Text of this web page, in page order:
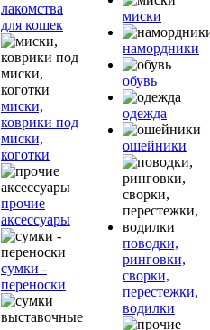
лакомства
для кошек
миски,
коврики под
миски,
коготки
прочие
аксессуары
сумки -
переноски
миски
намордники
обувь
одежда
ошейники
поводки,
ринговки,
сворки,
перестежки,
водилки